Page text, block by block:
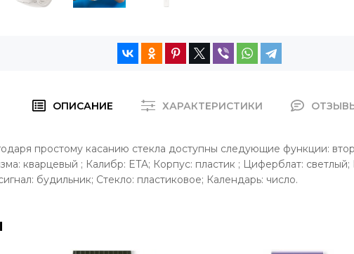
ОПИСАНИЕ ХАРАКТЕРИСТИКИ
простому касанию стекла доступны следующие функции:
кварцевый ; Калибр: ETA; Корпус: пластик ; Циферблат:
будильник; Стекло: пластиковое; Календарь: число.